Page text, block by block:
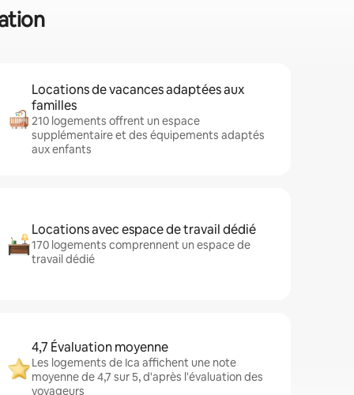
Locations de vacances adaptées aux
familles
210 logements offrent un espace
supplémentaire et des équipements adaptés
aux enfants
Locations avec espace de travail dédié
170 logements comprennent un espace de
travail dédié
4,7 Évaluation moyenne
Les logements de Ica affichent une note
moyenne de 4,7 sur 5, d'après l'évaluation des
voyageurs